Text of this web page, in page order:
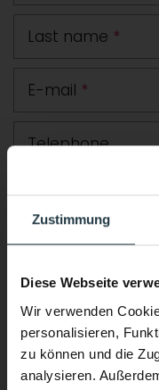
Zustimmung
Diese Webseite
Wir verwenden
personalisieren,
zu können und die
analysieren.
Last name *
E-mail *
Telephone
Road
Postcode
Country
Comment